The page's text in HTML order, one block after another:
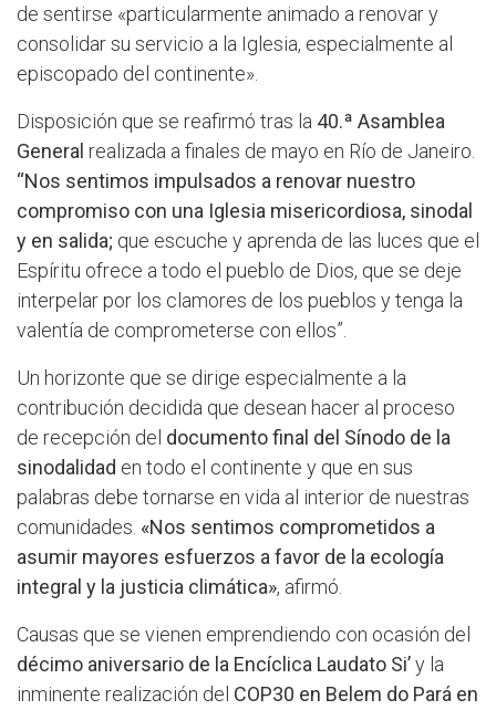
de sentirse «particularmente animado a renovar y
consolidar su servicio a la Iglesia, especialmente al
episcopado del continente».
Disposición que se reafirmó tras la 40.ª Asamblea
General realizada a finales de mayo en Río de Janeiro.
“Nos sentimos impulsados a renovar nuestro
compromiso con una Iglesia misericordiosa, sinodal
y en salida; que escuche y aprenda de las luces que el
Espíritu ofrece a todo el pueblo de Dios, que se deje
interpelar por los clamores de los pueblos y tenga la
valentía de comprometerse con ellos”.
Un horizonte que se dirige especialmente a la
contribución decidida que desean hacer al proceso
de recepción del documento final del Sínodo de la
sinodalidad en todo el continente y que en sus
palabras debe tornarse en vida al interior de nuestras
comunidades. «Nos sentimos comprometidos a
asumir mayores esfuerzos a favor de la ecología
integral y la justicia climática», afirmó.
Causas que se vienen emprendiendo con ocasión del
décimo aniversario de la Encíclica Laudato Si’y la
inminente realización del COP30 en Belem do Pará en